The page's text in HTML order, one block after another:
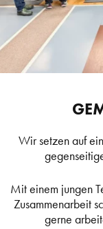
Wir setzen auf
Mit einem jungen
Zusammenarbeit
gerne